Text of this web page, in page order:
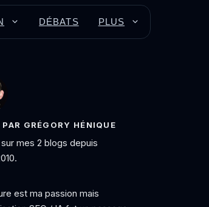
DÉBATS PLUS
PAR GRÉGORY HÉNIQUE
mes 2 blogs depuis
est ma passion mais